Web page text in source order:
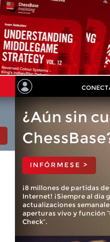
¿Aún sin
INFÓRMESE >
¡8 millones de partidas
Internet! ¡Siempre al día
actualizaciones
aperturas vivo y función
Check”.